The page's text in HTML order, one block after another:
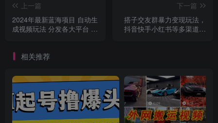
上一篇
2024年最新蓝海项目 自动生
成视频玩法 分发各大平台 小
下一篇
搭子交友群暴力变现玩法，
抖音快手小红书等多渠道变
相关推荐